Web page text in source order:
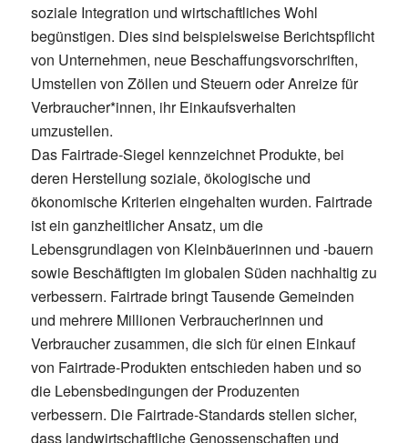
soziale Integration und wirtschaftliches Wohl
begünstigen. Dies sind beispielsweise Berichtspflicht
von Unternehmen, neue Beschaffungsvorschriften,
Umstellen von Zöllen und Steuern oder Anreize für
Verbraucher*innen, ihr Einkaufsverhalten
umzustellen.
Das Fairtrade-Siegel kennzeichnet Produkte, bei
deren Herstellung soziale, ökologische und
ökonomische Kriterien eingehalten wurden. Fairtrade
ist ein ganzheitlicher Ansatz, um die
Lebensgrundlagen von Kleinbäuerinnen und -bauern
sowie Beschäftigten im globalen Süden nachhaltig zu
verbessern. Fairtrade bringt Tausende Gemeinden
und mehrere Millionen Verbraucherinnen und
Verbraucher zusammen, die sich für einen Einkauf
von Fairtrade-Produkten entschieden haben und so
die Lebensbedingungen der Produzenten
verbessern. Die Fairtrade-Standards stellen sicher,
dass landwirtschaftliche Genossenschaften und